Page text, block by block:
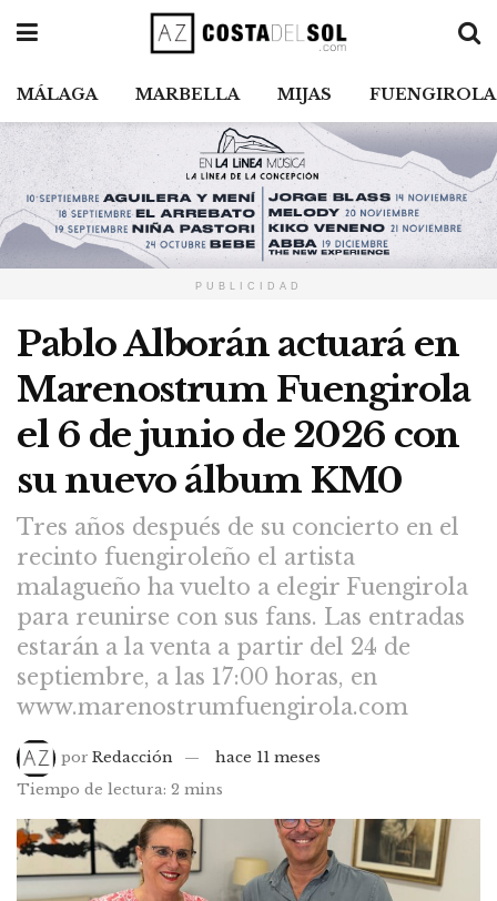
MÁLAGA MARBELLA MIJAS FUENGIROLA
PUBLICIDAD
Pablo Alborán actuará en
Marenostrum Fuengirola
el 6 de junio de 2026 con
su nuevo álbum KM0
Tres años después de su concierto en el
recinto fuengiroleño el artista
malagueño ha vuelto a elegir Fuengirola
para reunirse con sus fans. Las entradas
estarán a la venta a partir del 24 de
septiembre, a las 17:00 horas, en
www.marenostrumfuengirola.com
por Redacción
hace 11 meses
Tiempo de lectura: 2 mins